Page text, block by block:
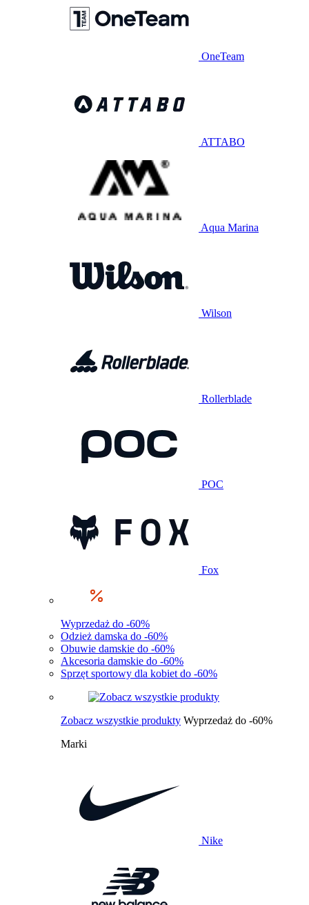
OneTeam
ATTABO
Aqua Marina
Wilson
Rollerblade
POC
Fox
Wyprzedaż do -60%
Odzież damska do -60%
Obuwie damskie do -60%
Akcesoria damskie do -60%
Sprzęt sportowy dla kobiet do -60%
Zobacz wszystkie produkty Wyprzedaż do -60%
Marki
Nike